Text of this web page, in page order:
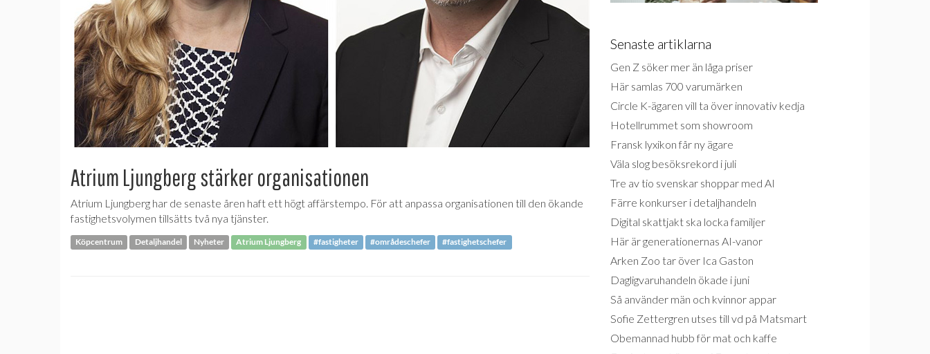
Atrium Ljungberg stärker organisationen
Atrium Ljungberg har de senaste åren haft ett högt affärstempo. För att anpassa organisationen till den ökande
fastighetsvolymen tillsätts två nya tjänster.
Köpcentrum Detaljhandel Nyheter Atrium Ljungberg #fastigheter #områdeschefer #fastighetschefer
Senaste artiklarna
Gen Z söker mer än låga priser
Här samlas 700 varumärken
Circle K-ägaren vill ta över innovativ kedja
Hotellrummet som showroom
Fransk lyxikon får ny ägare
Väla slog besöksrekord i juli
Tre av tio svenskar shoppar med AI
Färre konkurser i detaljhandeln
Digital skattjakt ska locka familjer
Här är generationernas AI-vanor
Arken Zoo tar över Ica Gaston
Dagligvaruhandeln ökade i juni
Så använder män och kvinnor appar
Sofie Zettergren utses till vd på Matsmart
Obemannad hubb för mat och kaffe